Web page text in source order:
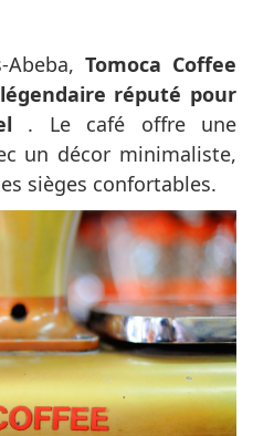
Tomoca Coffee
réputé pour
. Le café offre une
un décor minimaliste,
sièges confortables.